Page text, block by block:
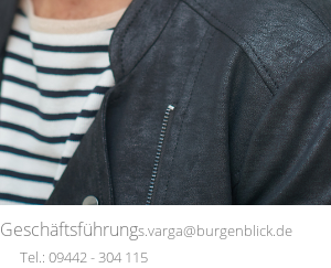
Geschäftsführungs.varga@burgenblick.de
Tel.: 09442 - 304 115